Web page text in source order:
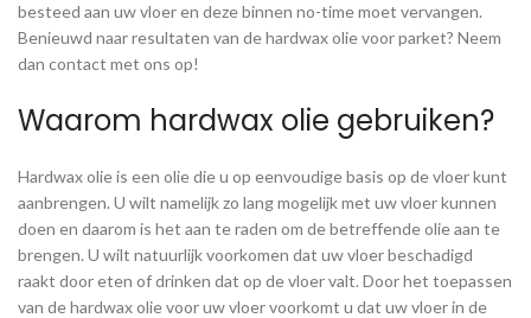
besteed aan uw vloer en deze binnen no-time moet vervangen.
Benieuwd naar resultaten van de hardwax olie voor parket? Neem
dan contact met ons op!
Waarom hardwax olie gebruiken?
Hardwax olie is een olie die u op eenvoudige basis op de vloer kunt
aanbrengen. U wilt namelijk zo lang mogelijk met uw vloer kunnen
doen en daarom is het aan te raden om de betreffende olie aan te
brengen. U wilt natuurlijk voorkomen dat uw vloer beschadigd
raakt door eten of drinken dat op de vloer valt. Door het toepassen
van de hardwax olie voor uw vloer voorkomt u dat uw vloer in de